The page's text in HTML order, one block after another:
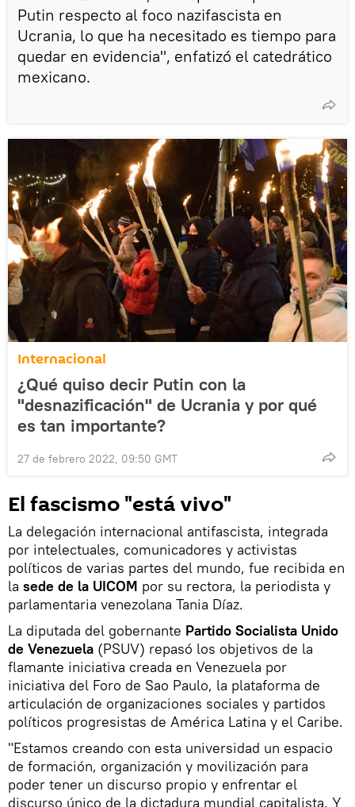
Putin respecto al foco nazifascista en
Ucrania, lo que ha necesitado es tiempo para
quedar en evidencia", enfatizó el catedrático
mexicano.
Internacional
¿Qué quiso decir Putin con la
"desnazificación" de Ucrania y por qué
es tan importante?
27 de febrero 2022, 09:50 GMT
El fascismo "está vivo"
La delegación internacional antifascista, integrada
por intelectuales, comunicadores y activistas
políticos de varias partes del mundo, fue recibida en
la sede de la UICOM por su rectora, la periodista y
parlamentaria venezolana Tania Díaz.
La diputada del gobernante Partido Socialista Unido
de Venezuela (PSUV) repasó los objetivos de la
flamante iniciativa creada en Venezuela por
iniciativa del Foro de Sao Paulo, la plataforma de
articulación de organizaciones sociales y partidos
políticos progresistas de América Latina y el Caribe.
"Estamos creando con esta universidad un espacio
de formación, organización y movilización para
poder tener un discurso propio y enfrentar el
discurso único de la dictadura mundial capitalista. Y